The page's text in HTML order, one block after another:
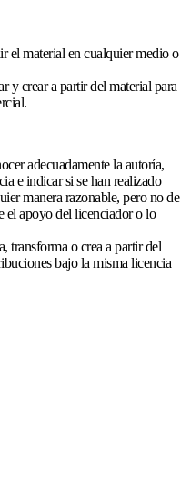
material en cualquier medio o
y crear a partir del material para
adecuadamente la autoría,
e indicar si se han realizado
manera razonable, pero no de
el apoyo del licenciador o lo
transforma o crea a partir del
bajo la misma licencia